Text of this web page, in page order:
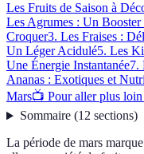
Les Fruits de Saison à
Les Agrumes : Un
Croquer3. Les Fraises :
Un Léger Acidulé5. Les
Une Énergie Instantanée7.
Ananas : Exotiques et
Mars📺 Pour aller plus loin
Sommaire(12 sections)
La période de mars